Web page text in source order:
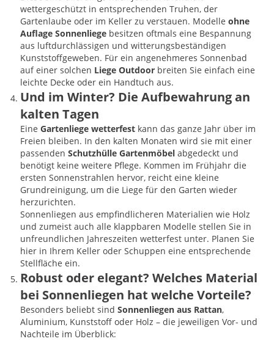
wettergeschützt in entsprechenden Truhen, der
Gartenlaube oder im Keller zu verstauen. Modelle ohne
Auflage Sonnenliegebesitzen oftmals eine Bespannung
aus luftdurchlässigen und witterungsbeständigen
Kunststoffgeweben. Für ein angenehmeres Sonnenbad
auf einer solchen Liege Outdoorbreiten Sie einfach eine
leichte Decke oder ein Handtuch aus.
Und im Winter? Die Aufbewahrung an
kalten Tagen
Eine Gartenliege wetterfestkann das ganze Jahr über im
Freien bleiben. In den kalten Monaten wird sie mit einer
passenden Schutzhülle Gartenmöbelabgedeckt und
benötigt keine weitere Pflege. Kommen im Frühjahr die
ersten Sonnenstrahlen hervor, reicht eine kleine
Grundreinigung, um die Liege für den Garten wieder
herzurichten.
Sonnenliegen aus empfindlicheren Materialien wie Holz
und zumeist auch alle klappbaren Modelle stellen Sie in
unfreundlichen Jahreszeiten wetterfest unter. Planen Sie
hier in Ihrem Keller oder Schuppen eine entsprechende
Stellfläche ein.
Robust oder elegant? Welches Material
bei Sonnenliegen hat welche Vorteile?
Besonders beliebt sind Sonnenliegen aus Rattan,
Aluminium, Kunststoff oder Holz – die jeweiligen Vor- und
Nachteile im Überblick: